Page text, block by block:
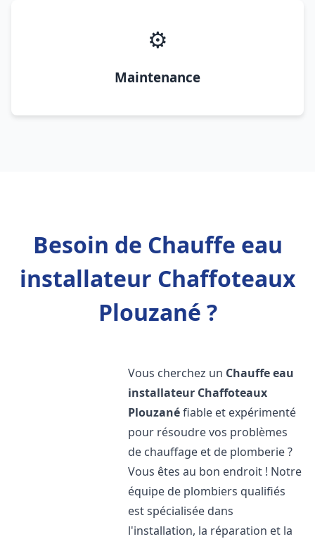
⚙️
Maintenance
Besoin de Chauffe eau
installateur Chaffoteaux
Plouzané ?
Vous cherchez un Chauffe eau
installateur Chaffoteaux
Plouzanéfiable et expérimenté
pour résoudre vos problèmes
de chauffage et de plomberie ?
Vous êtes au bon endroit ! Notre
équipe de plombiers qualifiés
est spécialisée dans
l'installation, la réparation et la